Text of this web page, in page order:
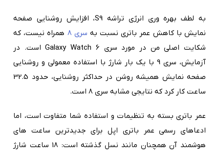
به لطف بهره وری انرژی تراشه S9، افزایش روشنایی صفحه
نمایش با کاهش عمر باتری نسبت به سری 8
همراه نیست، که
شکایت اصلی من در مورد سری Galaxy Watch 6 است. در
آزمایش، سری 9 با یک بار شارژ با استفاده معمولی و روشنایی
صفحه نمایش همیشه روشن در حداکثر روشنایی، حدود 32.5
ساعت کار کرد که نتایجی مشابه سری 8 است.
عمر باتری بسته به تنظیمات و استفاده شما متفاوت است، اما
ادعاهای رسمی عمر باتری اپل برای جدیدترین ساعت های
هوشمند آن همچنان مانند نسل گذشته است: 18 ساعت شارژ